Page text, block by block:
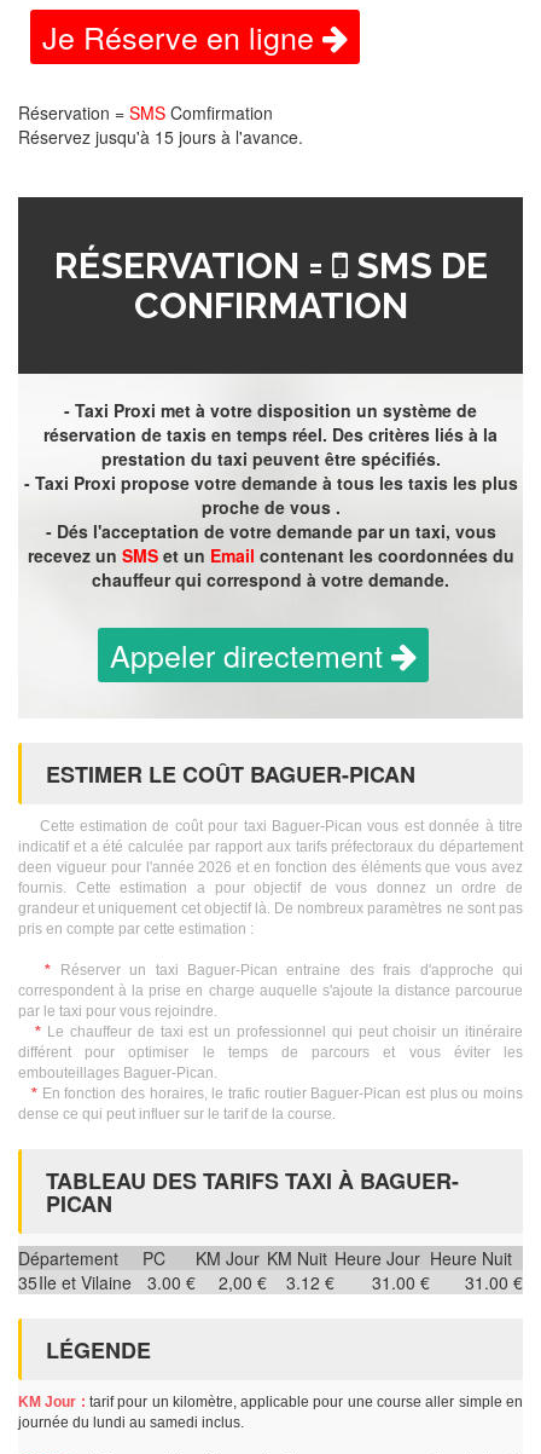
Je Réserve en ligne
Réservation = SMS Comfirmation
Réservez jusqu'à 15 jours à l'avance.
RÉSERVATION =
SMS DE
CONFIRMATION
- Taxi Proxi met à votre disposition un système de
réservation de taxis en temps réel. Des critères liés à la
prestation du taxi peuvent être spécifiés.
- Taxi Proxi propose votre demande à tous les taxis les plus
proche de vous .
- Dés l'acceptation de votre demande par un taxi, vous
recevez un SMSet un Email contenant les coordonnées du
chauffeur qui correspond à votre demande.
Appeler directement
ESTIMER LE COÛT BAGUER-PICAN
Cette estimation de coût pour taxi Baguer-Pican vous est donnée à titre
indicatif et a été calculée par rapport aux tarifs préfectoraux du département
deen vigueur pour l'année 2026 et en fonction des éléments que vous avez
fournis. Cette estimation a pour objectif de vous donnez un ordre de
grandeur et uniquement cet objectif là. De nombreux paramètres ne sont pas
pris en compte par cette estimation :
* Réserver un taxi Baguer-Pican entraine des frais d'approche qui
correspondent à la prise en charge auquelle s'ajoute la distance parcourue
par le taxi pour vous rejoindre.
* Le chauffeur de taxi est un professionnel qui peut choisir un itinéraire
différent pour optimiser le temps de parcours et vous éviter les
embouteillages Baguer-Pican.
* En fonction des horaires, le trafic routier Baguer-Pican est plus ou moins
dense ce qui peut influer sur le tarif de la course.
TABLEAU DES TARIFS TAXI À BAGUER-
PICAN
Département PC KM Jour KM Nuit Heure Jour Heure Nuit
35Ile et Vilaine 3.00 € 2,00 € 3.12 € 31.00 € 31.00 €
LÉGENDE
KM Jour : tarif pour un kilomètre, applicable pour une course aller simple en
journée du lundi au samedi inclus.